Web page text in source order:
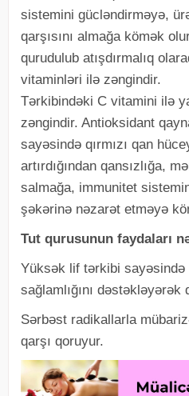
sistemini gücləndirməyə,
qarşısını almağa kömək
qurudulub atışdırmalıq
vitaminləri ilə zəngindir.
Tərkibindəki C vitamini ilə
zəngindir. Antioksidant
sayəsində qırmızı qan
artırdığından qansızlığa,
salmağa, immunitet
şəkərinə nəzarət etməyə
Tut qurusunun faydaları
Yüksək lif tərkibi sayəsində
sağlamlığını dəstəkləyərək
Sərbəst radikallarla
qarşı qoruyur.